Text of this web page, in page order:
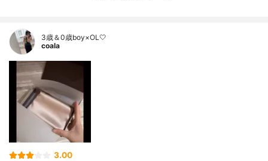
3歳＆0歳boy×OL🤍
coala
3.00